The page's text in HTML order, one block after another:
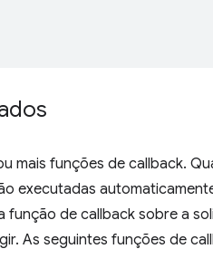
mais funções de callback.
executadas
função de callback sobre a
As seguintes funções de